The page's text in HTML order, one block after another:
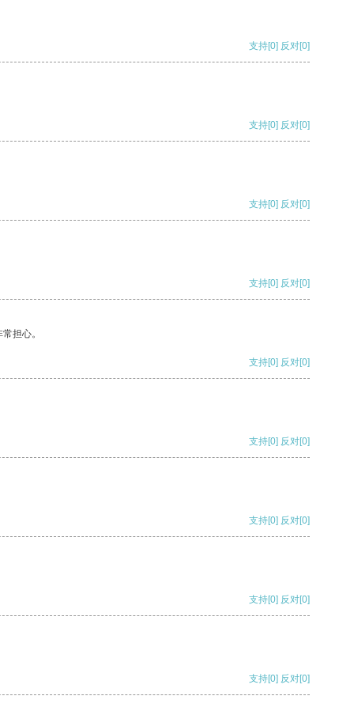
支持[0] 反对[0]
支持[0] 反对[0]
支持[0] 反对[0]
支持[0] 反对[0]
担心。
支持[0] 反对[0]
支持[0] 反对[0]
支持[0] 反对[0]
支持[0] 反对[0]
支持[0] 反对[0]